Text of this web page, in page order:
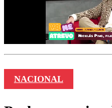
NACIONAL